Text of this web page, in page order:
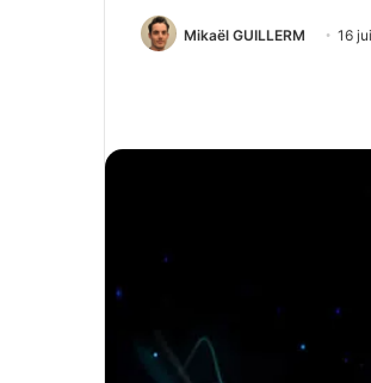
Mikaël GUILLERM 16